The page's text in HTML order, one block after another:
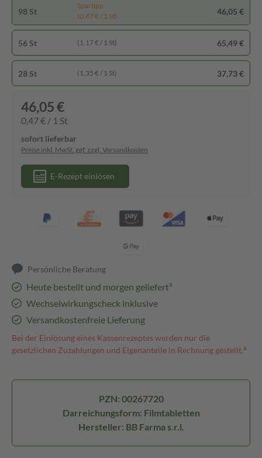
98 St
Spartipp
(0,47 € / 1 St)
46,05 €
56 St (1,17 € / 1 St) 65,49 €
28 St (1,35 € / 1 St) 37,73 €
46,05 €
0,47 € / 1 St
sofort lieferbar
Preise inkl. MwSt. ggf. zzgl. Versandkosten
E-Rezept einlösen
Persönliche Beratung
Heute bestellt und morgen geliefert³
Wechselwirkungscheck inklusive
Versandkostenfreie Lieferung
Bei der Einlösung eines Kassenrezeptes werden nur die
gesetzlichen Zuzahlungen und Eigenanteile in Rechnung gestellt.⁴
PZN: 00267720
Darreichungsform: Filmtabletten
Hersteller: BB Farma s.r.l.